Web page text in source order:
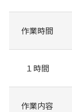
作業時間
１時間
作業内容